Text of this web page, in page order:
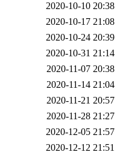
2020-10-10 20:38
2020-10-17 21:08
2020-10-24 20:39
2020-10-31 21:14
2020-11-07 20:38
2020-11-14 21:04
2020-11-21 20:57
2020-11-28 21:27
2020-12-05 21:57
2020-12-12 21:51